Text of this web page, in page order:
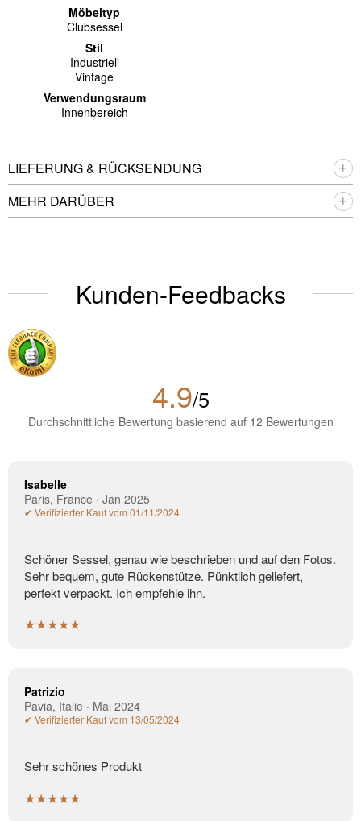
Möbeltyp
Clubsessel
Stil
Industriell
Vintage
Verwendungsraum
Innenbereich
LIEFERUNG & RÜCKSENDUNG
MEHR DARÜBER
Kunden-Feedbacks
4.9/5
Durchschnittliche Bewertung basierend auf 12 Bewertungen
Isabelle
Paris, France · Jan 2025
✔ Verifizierter Kauf vom 01/11/2024
Schöner Sessel, genau wie beschrieben und auf den Fotos.
Sehr bequem, gute Rückenstütze. Pünktlich geliefert,
perfekt verpackt. Ich empfehle ihn.
★★★★★
Patrizio
Pavia, Italie · Mai 2024
✔ Verifizierter Kauf vom 13/05/2024
Sehr schönes Produkt
★★★★★